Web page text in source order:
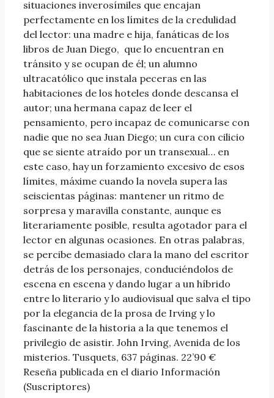
situaciones inverosímiles que encajan
perfectamente en los límites de la credulidad
del lector: una madre e hija, fanáticas de los
libros de Juan Diego, que lo encuentran en
tránsito y se ocupan de él; un alumno
ultracatólico que instala peceras en las
habitaciones de los hoteles donde descansa el
autor; una hermana capaz de leer el
pensamiento, pero incapaz de comunicarse con
nadie que no sea Juan Diego; un cura con cilicio
que se siente atraído por un transexual… en
este caso, hay un forzamiento excesivo de esos
límites, máxime cuando la novela supera las
seiscientas páginas: mantener un ritmo de
sorpresa y maravilla constante, aunque es
literariamente posible, resulta agotador para el
lector en algunas ocasiones. En otras palabras,
se percibe demasiado clara la mano del escritor
detrás de los personajes, conduciéndolos de
escena en escena y dando lugar a un híbrido
entre lo literario y lo audiovisual que salva el tipo
por la elegancia de la prosa de Irving y lo
fascinante de la historia a la que tenemos el
privilegio de asistir. John Irving, Avenida de los
misterios. Tusquets, 637 páginas. 22’90 €
Reseña publicada en el diario Información
(Suscriptores)